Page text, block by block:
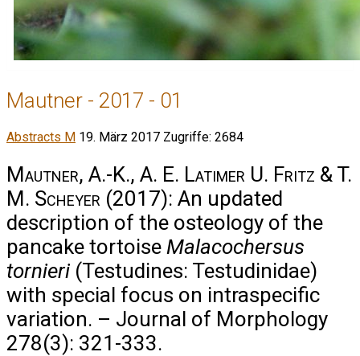
Mautner - 2017 - 01
Abstracts M 19. März 2017 Zugriffe: 2684
Mautner, A.-K., A. E. Latimer U. Fritz & T.
M. Scheyer (2017): An updated
description of the osteology of the
pancake tortoise Malacochersus
tornieri(Testudines: Testudinidae)
with special focus on intraspecific
variation. – Journal of Morphology
278(3): 321-333.